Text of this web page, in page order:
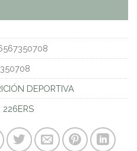
350708
DEPORTIVA
226ERS